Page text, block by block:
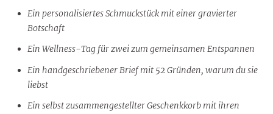
Ein personalisiertes Schmuckstück mit einer gravierter
Botschaft
Ein Wellness-Tag für zwei zum gemeinsamen Entspannen
Ein handgeschriebener Brief mit 52 Gründen, warum du sie
liebst
Ein selbst zusammengestellter Geschenkkorb mit ihren